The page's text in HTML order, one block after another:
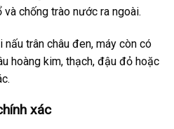
chống trào nước ra ngoài.
trân châu đen, máy còn có
hoàng kim, thạch, đậu đỏ hoặc
xác